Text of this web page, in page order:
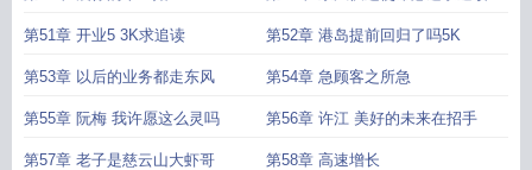
第51章 开业5 3K求追读 第52章 港岛提前回归了吗5K
第53章 以后的业务都走东风 第54章 急顾客之所急
第55章 阮梅 我许愿这么灵吗 第56章 许江 美好的未来在招手
第57章 老子是慈云山大虾哥 第58章 高速增长